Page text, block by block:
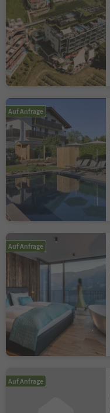
Auf Anfrage
Auf Anfrage
Auf Anfrage